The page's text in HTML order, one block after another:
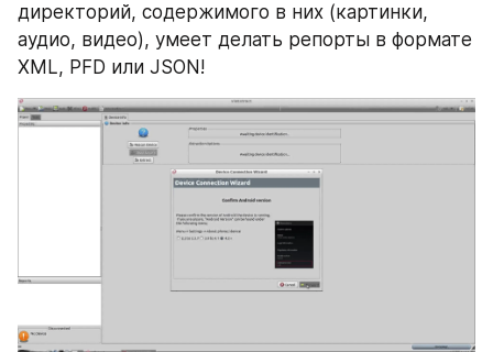
директорий, содержимого в них (картинки,
аудио, видео), умеет делать репорты в формате
XML, PFD или JSON!